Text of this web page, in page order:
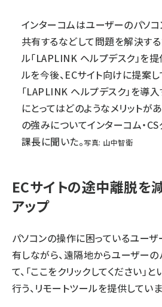
インターコムはユーザーのパソ
共有するなどして問題を解決す
ル「LAPLINK ヘルプデスク」を提
ルを今後、ECサイト向けに提案し
「LAPLINK ヘルプデスク」を導入
にとってはどのようなメリットが
の強みについてインターコム・
課長に聞いた。写真: 山中智衛
ECサイトの途中離脱を
アップ
パソコンの操作に困っているユーザ
有しながら、遠隔地からユーザー
て、「ここをクリックしてください」
行う、リモートツールを提供していま